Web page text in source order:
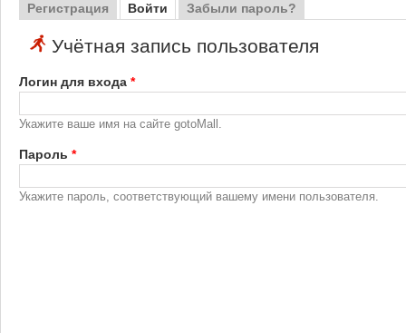
Главные вкладки
Регистрация Войти (активная вкладка)
Забыли пароль?
Учётная запись пользователя
Логин для входа *
Укажите ваше имя на сайте gotoMall.
Пароль *
Укажите пароль, соответствующий вашему имени пользователя.